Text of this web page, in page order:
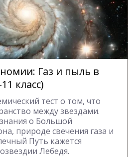
Газ и пыль в
класс)
тест о том, что
между звездами.
о Большой
природе свечения газа и
Путь кажется
Лебедя.